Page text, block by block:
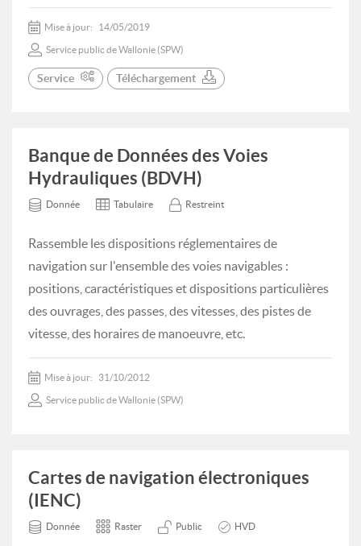
Mise à jour: 14/05/2019
Service public de Wallonie (SPW)
Service Téléchargement
Banque de Données des Voies
Hydrauliques (BDVH)
Donnée Tabulaire Restreint
Rassemble les dispositions réglementaires de
navigation sur l'ensemble des voies navigables :
positions, caractéristiques et dispositions particulières
des ouvrages, des passes, des vitesses, des pistes de
vitesse, des horaires de manoeuvre, etc.
Mise à jour: 31/10/2012
Service public de Wallonie (SPW)
Cartes de navigation électroniques
(IENC)
Donnée Raster Public HVD